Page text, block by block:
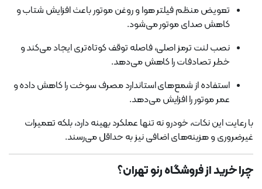
تعویض منظم فیلتر هوا و روغن موتور باعث افزایش شتاب و
کاهش صدای موتور می‌شود.
نصب لنت ترمز اصلی، فاصله توقف کوتاه‌تری ایجاد می‌کند و
خطر تصادفات را کاهش می‌دهد.
استفاده از شمع‌های استاندارد مصرف سوخت را کاهش داده و
عمر موتور را افزایش می‌دهد.
با رعایت این نکات، خودرو نه تنها عملکرد بهینه دارد، بلکه تعمیرات
غیرضروری و هزینه‌های اضافی نیز به حداقل می‌رسند.
چرا خرید از فروشگاه رنو تهران؟